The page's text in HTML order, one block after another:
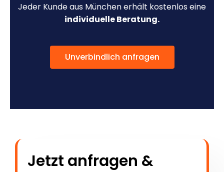
Jeder Kunde aus München erhält kostenlos eine
individuelle Beratung.
Unverbindlich anfragen
Jetzt anfragen &